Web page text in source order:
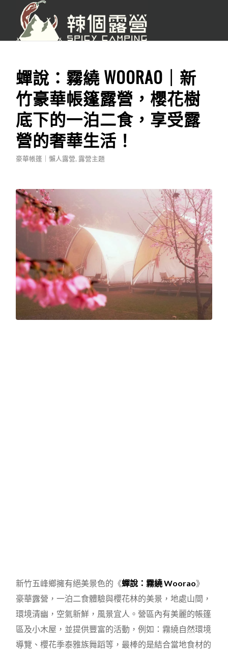
蟬說：霧繞 WOORAO｜新
竹豪華帳篷露營，櫻花樹
底下的一泊二食，享受露
營的奢華生活！
豪華帳篷｜懶人露營, 露營主題
新竹五峰鄉擁有絕美景色的《蟬說：霧繞 Woorao》
豪華露營，一泊二食體驗與櫻花林的美景，地處山間，
環境清幽，空氣新鮮，風景宜人。營區內有美麗的帳篷
區及小木屋，並提供豐富的活動，例如：霧繞自然環境
導覽、櫻花季泰雅族舞蹈等，最棒的是結合當地食材的